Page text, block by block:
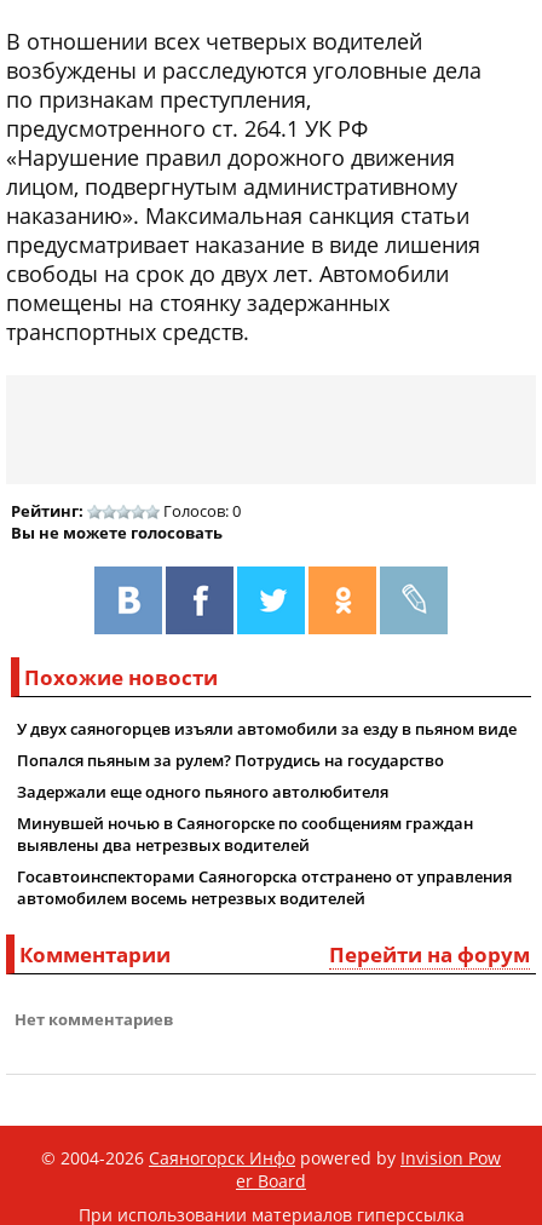
В отношении всех четверых водителей
возбуждены и расследуются уголовные дела
по признакам преступления,
предусмотренного ст. 264.1 УК РФ
«Нарушение правил дорожного движения
лицом, подвергнутым административному
наказанию». Максимальная санкция статьи
предусматривает наказание в виде лишения
свободы на срок до двух лет. Автомобили
помещены на стоянку задержанных
транспортных средств.
Рейтинг:
Голосов: 0
Вы не можете голосовать
Похожие новости
У двух саяногорцев изъяли автомобили за езду в пьяном виде
Попался пьяным за рулем? Потрудись на государство
Задержали еще одного пьяного автолюбителя
Минувшей ночью в Саяногорске по сообщениям граждан
выявлены два нетрезвых водителей
Госавтоинспекторами Саяногорска отстранено от управления
автомобилем восемь нетрезвых водителей
Перейти на форум
Комментарии
Нет комментариев
© 2004-2026 Саяногорск Инфо powered by Invision Pow
er Board
При использовании материалов гиперссылка